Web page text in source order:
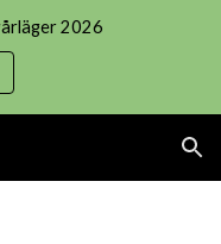
2026